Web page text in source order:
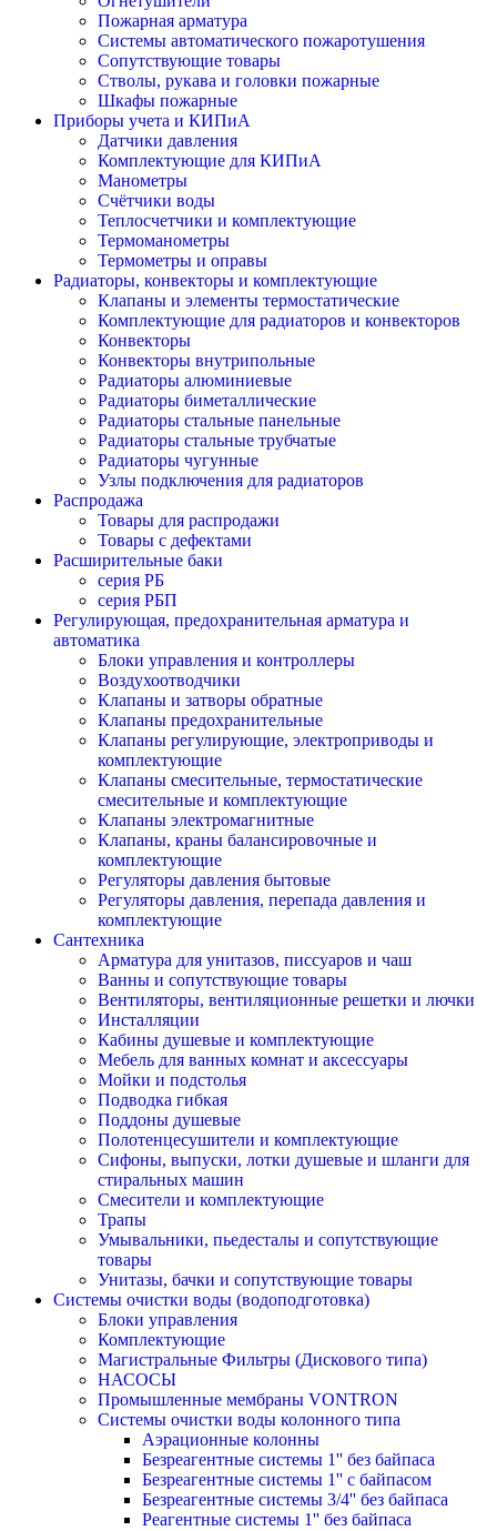
Пожарная арматура
Системы автоматического пожаротушения
Сопутствующие товары
Стволы, рукава и головки пожарные
Шкафы пожарные
Приборы учета и КИПиА
Датчики давления
Комплектующие для КИПиА
Манометры
Счётчики воды
Теплосчетчики и комплектующие
Термоманометры
Термометры и оправы
Радиаторы, конвекторы и комплектующие
Клапаны и элементы термостатические
Комплектующие для радиаторов и конвекторов
Конвекторы
Конвекторы внутрипольные
Радиаторы алюминиевые
Радиаторы биметаллические
Радиаторы стальные панельные
Радиаторы стальные трубчатые
Радиаторы чугунные
Узлы подключения для радиаторов
Распродажа
Товары для распродажи
Товары с дефектами
Расширительные баки
серия РБ
серия РБП
Регулирующая, предохранительная арматура и
автоматика
Блоки управления и контроллеры
Воздухоотводчики
Клапаны и затворы обратные
Клапаны предохранительные
Клапаны регулирующие, электроприводы и
комплектующие
Клапаны смесительные, термостатические
смесительные и комплектующие
Клапаны электромагнитные
Клапаны, краны балансировочные и
комплектующие
Регуляторы давления бытовые
Регуляторы давления, перепада давления и
комплектующие
Сантехника
Арматура для унитазов, писсуаров и чаш
Ванны и сопутствующие товары
Вентиляторы, вентиляционные решетки и лючки
Инсталляции
Кабины душевые и комплектующие
Мебель для ванных комнат и аксессуары
Мойки и подстолья
Подводка гибкая
Поддоны душевые
Полотенцесушители и комплектующие
Сифоны, выпуски, лотки душевые и шланги для
стиральных машин
Смесители и комплектующие
Трапы
Умывальники, пьедесталы и сопутствующие
товары
Унитазы, бачки и сопутствующие товары
Системы очистки воды (водоподготовка)
Блоки управления
Комплектующие
Магистральные Фильтры (Дискового типа)
НАСОСЫ
Промышленные мембраны VONTRON
Системы очистки воды колонного типа
Аэрационные колонны
Безреагентные системы 1'' без байпаса
Безреагентные системы 1'' с байпасом
Безреагентные системы 3/4'' без байпаса
Реагентные системы 1'' без байпаса